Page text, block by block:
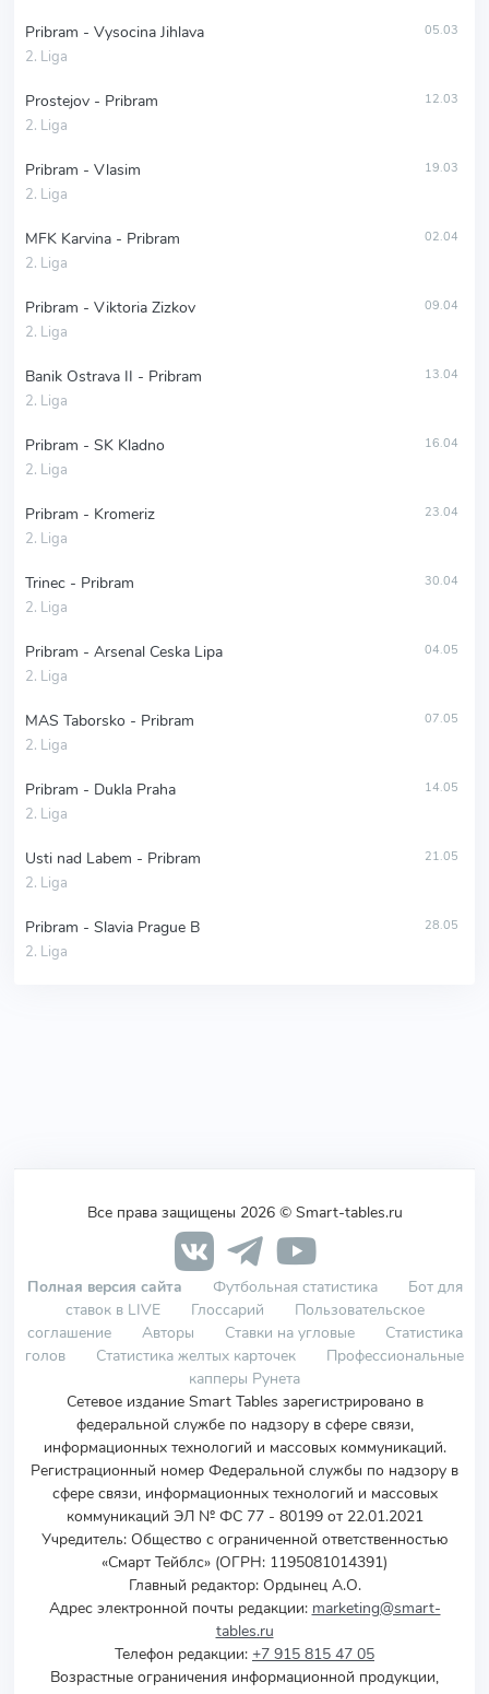
Pribram - Vysocina Jihlava
2. Liga
05.03
Prostejov - Pribram
2. Liga
12.03
Pribram - Vlasim
2. Liga
19.03
MFK Karvina - Pribram
2. Liga
02.04
Pribram - Viktoria Zizkov
2. Liga
09.04
Banik Ostrava II - Pribram
2. Liga
13.04
Pribram - SK Kladno
2. Liga
16.04
Pribram - Kromeriz
2. Liga
23.04
Trinec - Pribram
2. Liga
30.04
Pribram - Arsenal Ceska Lipa
2. Liga
04.05
MAS Taborsko - Pribram
2. Liga
07.05
Pribram - Dukla Praha
2. Liga
14.05
Usti nad Labem - Pribram
2. Liga
21.05
Pribram - Slavia Prague B
2. Liga
28.05
Все права защищены 2026 © Smart-tables.ru
Полная версия сайта Футбольная статистика
Бот для
ставок в LIVE
Глоссарий
Пользовательское
соглашение
Авторы Ставки на угловые
Статистика
голов
Статистика желтых карточек
Профессиональные
капперы Рунета
Сетевое издание Smart Tables зарегистрировано в
федеральной службе по надзору в сфере связи,
информационных технологий и массовых коммуникаций.
Регистрационный номер Федеральной службы по надзору в
сфере связи, информационных технологий и массовых
коммуникаций ЭЛ № ФС 77 - 80199 от 22.01.2021
Учредитель: Общество с ограниченной ответственностью
«Смарт Тейблс» (ОГРН: 1195081014391)
Главный редактор: Ордынец А.О.
Адрес электронной почты редакции: marketing@smart-
tables.ru
Телефон редакции: +7 915 815 47 05
Возрастные ограничения информационной продукции,